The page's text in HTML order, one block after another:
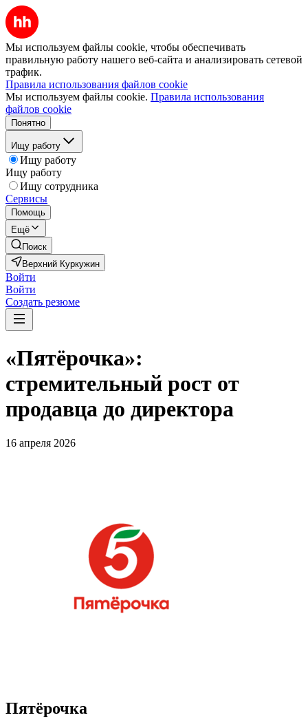
Мы используем файлы cookie, чтобы обеспечивать
правильную работу нашего веб-сайта и анализировать сетевой
трафик.
Правила использования файлов cookie
Мы используем файлы cookie. Правила использования
файлов cookie
Понятно
Ищу работу
Ищу работу
Ищу работу
Ищу сотрудника
Сервисы
Помощь
Ещё
Поиск
Верхний Куркужин
Войти
Войти
Создать резюме
«Пятёрочка»:
стремительный рост от
продавца до директора
16 апреля 2026
Пятёрочка